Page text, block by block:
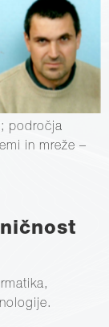
področja
in mreže –